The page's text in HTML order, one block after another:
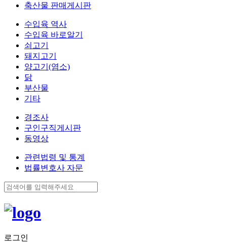
축산물 판매게시판
수입육 역사
수입육 바로알기
쇠고기
돼지고기
양고기(염소)
닭
부산물
기타
경조사
구인구직게시판
동영상
관련법령 및 통계
법률변호사 자문
로그인